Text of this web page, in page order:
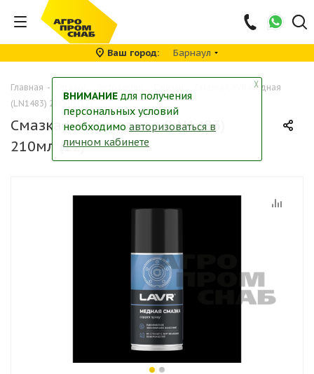
Ваш город Барнаул
Главная -
Смазка LAVR медная
(LN1483) 210мл (12)
Смазка LAVR медная (LN1483)
210мл (12)
╳
ВНИМАНИЕ для получения
персональных условий
необходимо авторизоваться в
личном кабинете